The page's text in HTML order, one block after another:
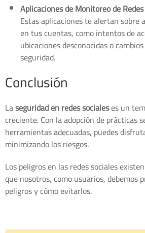
Aplicaciones de Monitoreo de
Estas aplicaciones te alertan sobre
en tus cuentas, como intentos de
ubicaciones desconocidas o
seguridad.
Conclusión
Laseguridad en redes socialeses un
creciente. Con la adopción de prácticas
herramientas adecuadas, puedes
minimizando los riesgos.
Los peligros en las redes sociales
que nosotros, como usuarios, debemos
peligros y cómo evitarlos.